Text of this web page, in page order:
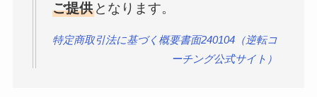
ご提供 となります。
特定商取引法に基づく概要書面240104（逆転コ
ーチング公式サイト）